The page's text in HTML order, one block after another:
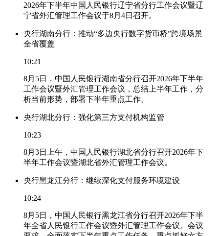
2026年下半年中国人民银行辽宁省分行工作会议暨辽
宁省外汇管理工作会议于8月4日召开。
央行湖南分行：推动“多边央行数字货币桥”跨境场景
全省覆盖
10:21
8月5日，中国人民银行湖南省分行召开2026年下半年
工作会议暨外汇管理工作会议，总结上半年工作，分
析当前形势，部署下半年重点工作。
央行湖北分行：强化第三方支付机构监管
10:23
8月3日上午，中国人民银行湖北省分行召开2026年下
半年工作会议暨湖北省外汇管理工作会议。
央行黑龙江分行：继续深化支付服务环境建设
10:24
8月5日，中国人民银行黑龙江省分行召开2026年下半
年全省人民银行工作会议暨外汇管理工作会议。会议